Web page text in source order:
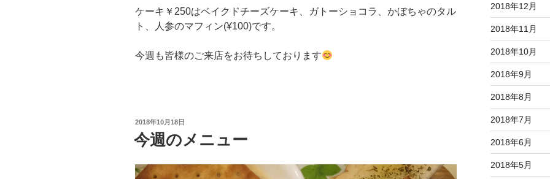
ケーキ￥250はベイクドチーズケーキ、ガトーショコラ、かぼちゃのタル
ト、人参のマフィン(¥100)です。
今週も皆様のご来店をお待ちしております
投
稿
日:
2018年10月18日
今週のメニュー
2018年12月
2018年11月
2018年10月
2018年9月
2018年8月
2018年7月
2018年6月
2018年5月